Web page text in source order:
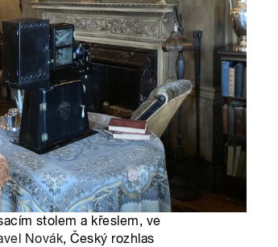
stolem a křeslem, ve
Novák, Český rozhlas